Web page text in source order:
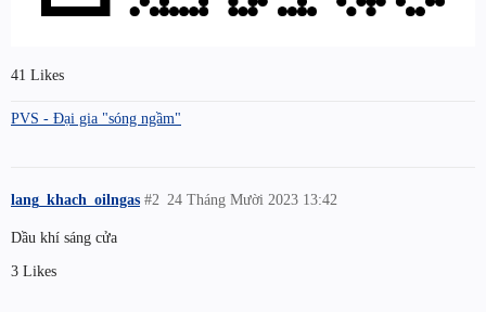
41 Likes
PVS - Đại gia "sóng ngầm"
lang_khach_oilngas 24 Tháng Mười 2023 13:42
#2
Dầu khí sáng cửa
3 Likes